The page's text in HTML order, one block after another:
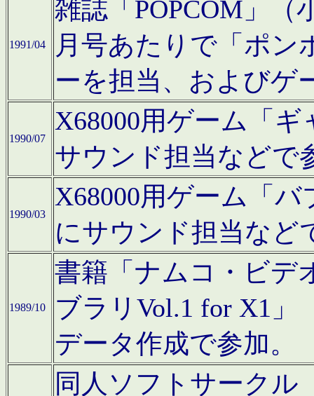
1991/04
雑誌「POPCOM」（
月号あたりで「ポン
ーを担当、およびゲ
1990/07
X68000用ゲーム「
サウンド担当などで
1990/03
X68000用ゲーム「
にサウンド担当など
1989/10
書籍「ナムコ・ビデ
ブラリVol.1 for X1」
データ作成で参加。
同人ソフトサークル